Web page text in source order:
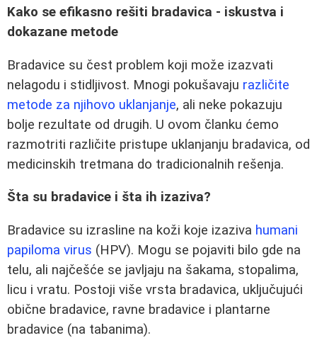
Kako se efikasno rešiti bradavica - iskustva i
dokazane metode
Bradavice su čest problem koji može izazvati
nelagodu i stidljivost. Mnogi pokušavaju različite
metode za njihovo uklanjanje, ali neke pokazuju
bolje rezultate od drugih. U ovom članku ćemo
razmotriti različite pristupe uklanjanju bradavica, od
medicinskih tretmana do tradicionalnih rešenja.
Šta su bradavice i šta ih izaziva?
Bradavice su izrasline na koži koje izaziva humani
papiloma virus (HPV). Mogu se pojaviti bilo gde na
telu, ali najčešće se javljaju na šakama, stopalima,
licu i vratu. Postoji više vrsta bradavica, uključujući
obične bradavice, ravne bradavice i plantarne
bradavice (na tabanima).